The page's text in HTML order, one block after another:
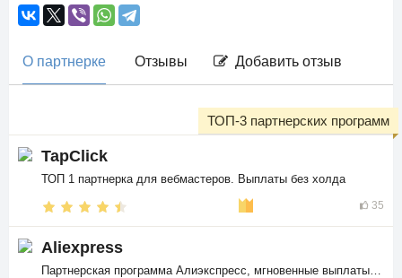
О партнерке Отзывы Добавить отзыв
TapClick
ТОП 1 партнерка для вебмастеров. Выплаты без холда
35
ТОП-3 партнерских программ
Aliexpress